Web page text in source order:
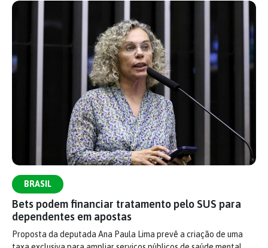
BRASIL
Bets podem financiar tratamento pelo SUS para
dependentes em apostas
Proposta da deputada Ana Paula Lima prevê a criação de uma